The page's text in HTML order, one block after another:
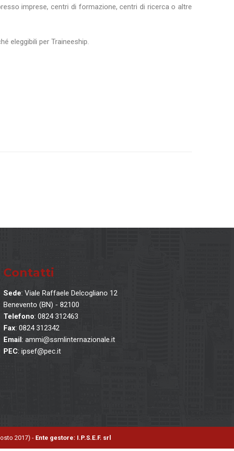
imprese, centri di formazione, centri di ricerca o altre
eleggibili per Traineeship.
Contatti
Sede: Viale Raffaele Delcogliano 12
Benevento (BN) - 82100
Telefono: 0824 312463
Fax: 0824 312342
Email: ammi@ssmlinternazionale.it
PEC: ipsef@pec.it
2017) - Ente gestore: I.P.S.E.F. srl